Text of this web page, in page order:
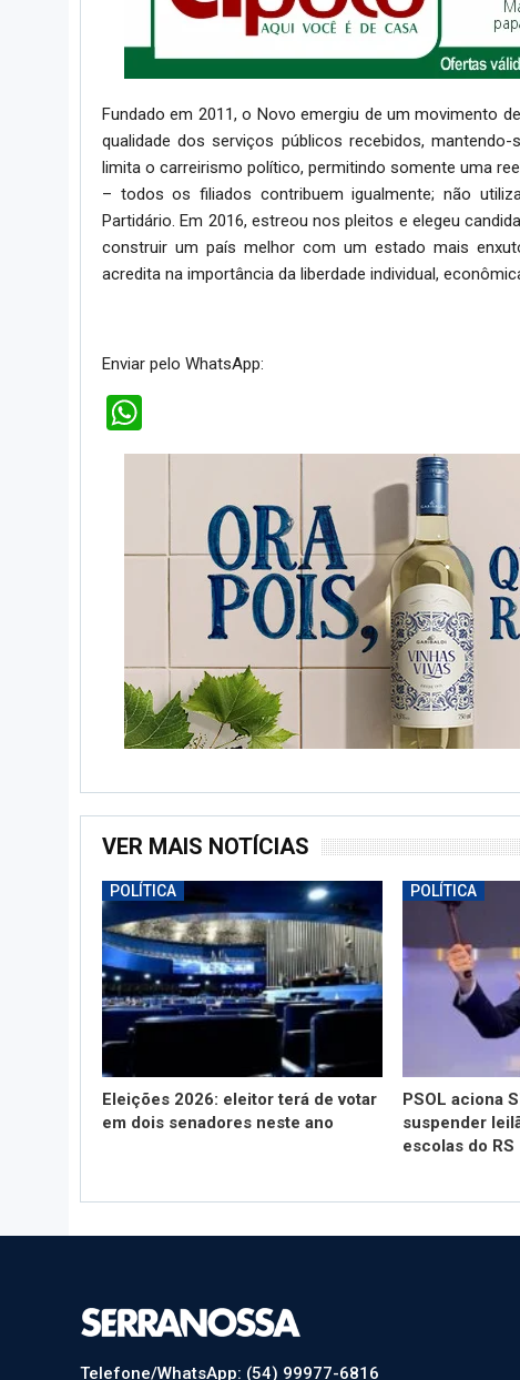
Fundado em 2011, o Novo emergiu de um movimento
qualidade dos serviços públicos recebidos,
limita o carreirismo político, permitindo somente uma
– todos os filiados contribuem igualmente; não
Partidário. Em 2016, estreou nos pleitos e elegeu
construir um país melhor com um estado mais
acredita na importância da liberdade individual,
Enviar pelo WhatsApp:
VER MAIS NOTÍCIAS
POLÍTICA
Eleições 2026: eleitor terá de votar
em dois senadores neste ano
POLÍTICA
PSOL aciona
suspender
escolas do RS
Telefone/WhatsApp: (54) 99977-6816